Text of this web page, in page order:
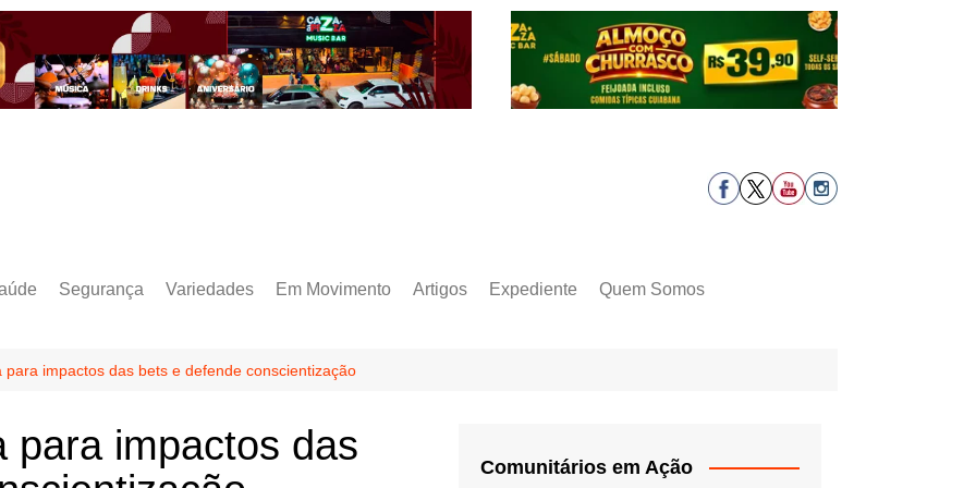
Segurança Variedades Em Movimento Artigos Expediente Quem Somos
para impactos das bets e defende conscientização
para impactos das
Comunitários em Ação